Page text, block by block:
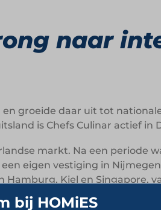
naar
en groeide daar uit tot
is Chefs Culinar actief
markt. Na een
eigen vestiging in
Hamburg, Kiel en Singapore,
bij HOMiES